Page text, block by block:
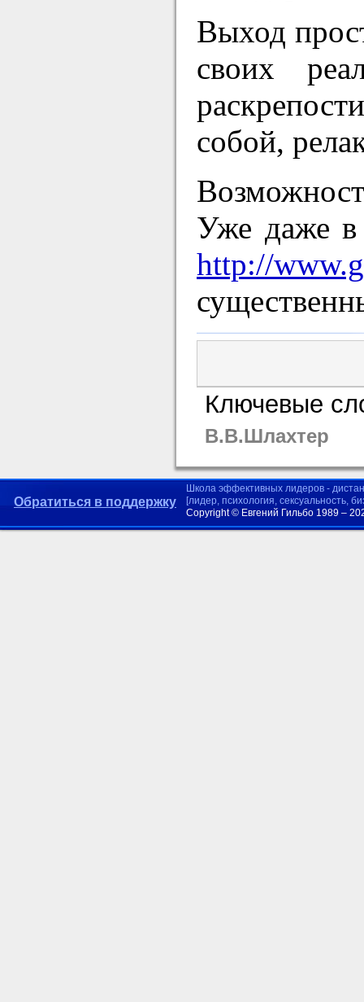
Выход
своих
собой,
Уже даже в
http://
Ключевые
В.В.Шлахтер
Обратиться в поддержку
Школа эффективных лидеров -
[лидер, психология, сексуальность,
Copyright © Евгений Гильбо 1989 –